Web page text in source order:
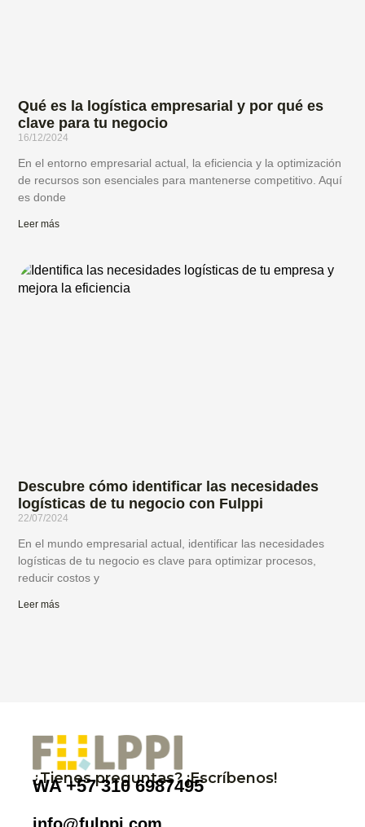
Qué es la logística empresarial y por qué es
clave para tu negocio
16/12/2024
En el entorno empresarial actual, la eficiencia y la optimización
de recursos son esenciales para mantenerse competitivo. Aquí
es donde
Leer más
Descubre cómo identificar las necesidades
logísticas de tu negocio con Fulppi
22/07/2024
En el mundo empresarial actual, identificar las necesidades
logísticas de tu negocio es clave para optimizar procesos,
reducir costos y
Leer más
¿Tienes preguntas? ¡Escríbenos!
WA+57 310 6987495